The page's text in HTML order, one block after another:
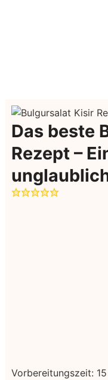
Das beste
Rezept –
Vorbereitungszeit: 15